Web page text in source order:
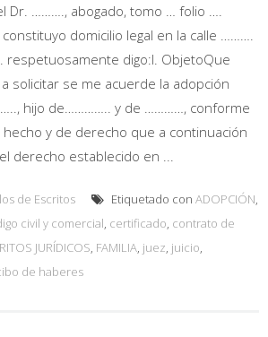
Dr. ………., abogado, tomo … folio ….
constituyo domicilio legal en la calle ……….
respetuosamente digo:I. ObjetoQue
solicitar se me acuerde la adopción
hijo de………….. y de …………, conforme
y de derecho que a continuación
derecho establecido en ...
de Escritos Etiquetado con ADOPCIÓN,
civil y comercial, certificado, contrato de
JURÍDICOS, FAMILIA, juez, juicio,
de haberes